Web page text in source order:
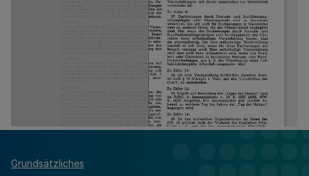
Grundsätzliches